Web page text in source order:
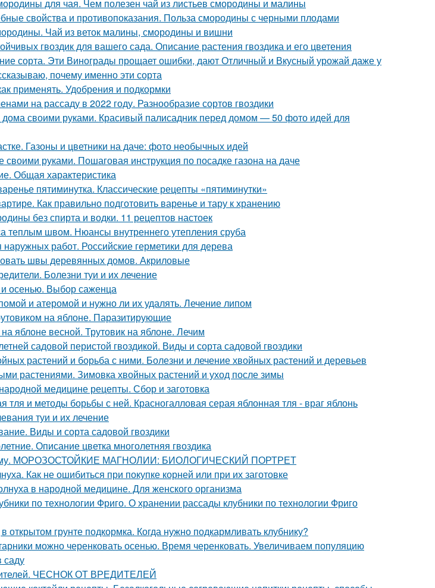
для чая. Чем полезен чай из листьев смородины и малины
свойства и противопоказания. Польза смородины с черными плодами
Чай из веток малины, смородины и вишни
гвоздик для вашего сада. Описание растения гвоздика и его цветения
сорта. Эти Винограды прощает ошибки, дают Отличный и Вкусный урожай даже у
почему именно эти сорта
применять. Удобрения и подкормки
на рассаду в 2022 году. Разнообразие сортов гвоздики
дома своими руками. Красивый палисадник перед домом — 50 фото идей для
Газоны и цветники на даче: фото необычных идей
своими руками. Пошаговая инструкция по посадке газона на даче
Общая характеристика
пятиминутка. Классические рецепты «пятиминутки»
Как правильно подготовить варенье и тару к хранению
без спирта и водки. 11 рецептов настоек
теплым швом. Нюансы внутреннего утепления сруба
работ. Российские герметики для дерева
швы деревянных домов. Акриловые
Болезни туи и их лечение
осенью. Выбор саженца
и атеромой и нужно ли их удалять. Лечение липом
на яблоне. Паразитирующие
на яблоне весной. Трутовик на яблоне. Лечим
садовой перистой гвоздикой. Виды и сорта садовой гвоздики
растений и борьба с ними. Болезни и лечение хвойных растений и деревьев
растениями. Зимовка хвойных растений и уход после зимы
медицине рецепты. Сбор и заготовка
тля и методы борьбы с ней. Красногалловая серая яблонная тля - враг яблонь
туи и их лечение
Виды и сорта садовой гвоздики
Описание цветка многолетняя гвоздика
МОРОЗОСТОЙКИЕ МАГНОЛИИ: БИОЛОГИЧЕСКИЙ ПОРТРЕТ
Как не ошибиться при покупке корней или при их заготовке
в народной медицине. Для женского организма
по технологии Фриго. О хранении рассады клубники по технологии Фриго
открытом грунте подкормка. Когда нужно подкармливать клубнику?
можно черенковать осенью. Время черенковать. Увеличиваем популяцию
саду
ЧЕСНОК ОТ ВРЕДИТЕЛЕЙ